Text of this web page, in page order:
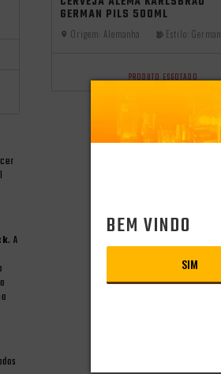
. A
GERMAN PILS 500ML
Origem: Alemanha Estilo:
PRODUTO ESGOTADO
BEM VINDO
SIM